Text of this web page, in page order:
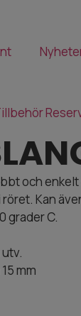
och
Kan
grader C.
mm